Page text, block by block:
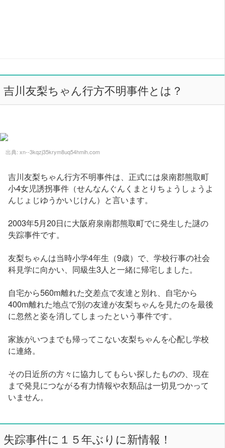
吉川友梨ちゃん行方不明事件とは？
出典: xn--3kqzj35krym8uq54hmih.com
吉川友梨ちゃん行方不明事件は、正式には泉南郡熊取町
小4女児誘拐事件（せんなんぐんくまとりちょうしょうよ
んじょじゆうかいじけん）と言います。
2003年5月20日に大阪府泉南郡熊取町でに発生した謎の
失踪事件です。
友梨ちゃんは当時小学4年生（9歳）で、学校行事の社会
科見学に向かい、同級生3人と一緒に帰宅しました。
自宅から560m離れた交差点で友達と別れ、自宅から
400m離れた地点で別の友達が友梨ちゃんを見たのを最後
に忽然と姿を消してしまったという事件です。
家族がいつまでも帰ってこない友梨ちゃんを心配し学校
に連絡。
その日近所の方々に協力してもらい探したものの、現在
まで発見につながる有力情報や衣類品は一切見つかって
いません。
失踪事件に１５年ぶりに新情報！